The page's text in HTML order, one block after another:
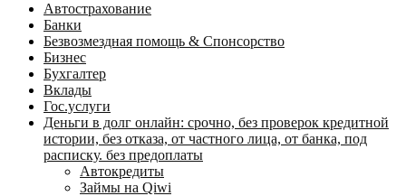
Автострахование
Банки
Безвозмездная помощь & Спонсорство
Бизнес
Бухгалтер
Вклады
Гос.услуги
Деньги в долг онлайн: срочно, без проверок кредитной
истории, без отказа, от частного лица, от банка, под
расписку. без предоплаты
Автокредиты
Займы на Qiwi